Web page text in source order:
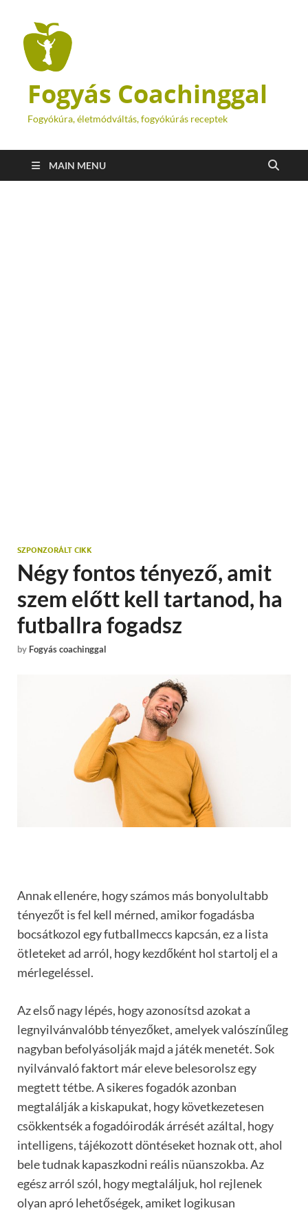
Fogyás Coachinggal
Fogyókúra, életmódváltás, fogyókúrás receptek
MAIN MENU
SZPONZORÁLT CIKK
Négy fontos tényező, amit
szem előtt kell tartanod, ha
futballra fogadsz
by Fogyás coachinggal
Annak ellenére, hogy számos más bonyolultabb
tényezőt is fel kell mérned, amikor fogadásba
bocsátkozol egy futballmeccs kapcsán, ez a lista
ötleteket ad arról, hogy kezdőként hol startolj el a
mérlegeléssel.
Az első nagy lépés, hogy azonosítsd azokat a
legnyilvánvalóbb tényezőket, amelyek valószínűleg
nagyban befolyásolják majd a játék menetét. Sok
nyilvánvaló faktort már eleve belesorolsz egy
megtett tétbe. A sikeres fogadók azonban
megtalálják a kiskapukat, hogy következetesen
csökkentsék a fogadóirodák árrését azáltal, hogy
intelligens, tájékozott döntéseket hoznak ott, ahol
bele tudnak kapaszkodni reális nüanszokba. Az
egész arról szól, hogy megtaláljuk, hol rejlenek
olyan apró lehetőségek, amiket logikusan